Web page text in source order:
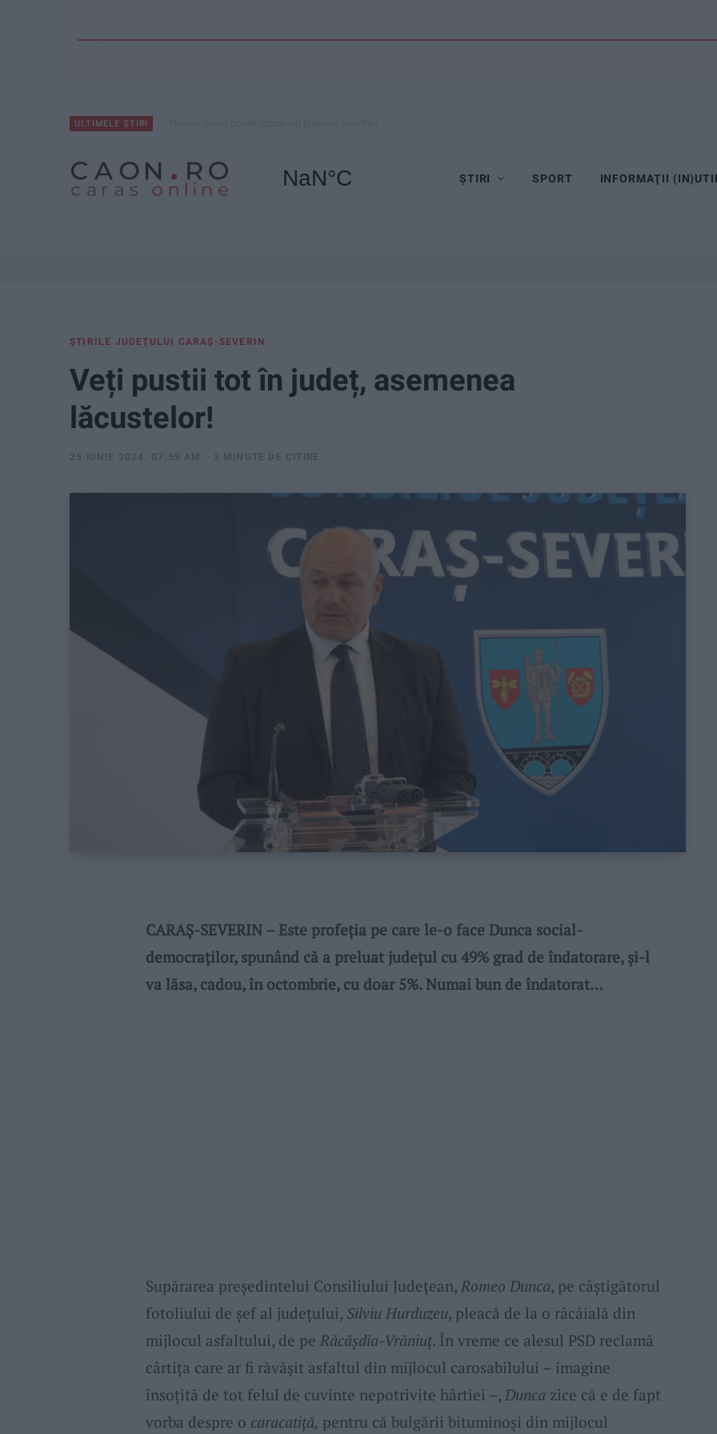
ULTIMELE ȘTIRI
ȘTIRI SPORT INFORMAŢII
ŞTIRILE JUDEŢULUI CARAŞ-SEVERIN
Veți pustii tot în județ, asemenea
lăcustelor!
25 IUNIE 2024, 07:59 AM 3 MINUTE DE CITIRE
CARAȘ-SEVERIN – Este profeția pe care le-o face Dunca social-
democraților, spunând că a preluat județul cu 49% grad de îndatorare, și-l
va lăsa, cadou, în octombrie, cu doar 5%. Numai bun de îndatorat…
Supărarea președintelui Consiliului Județean, Romeo Dunca, pe câștigătorul
fotoliului de șef al județului, Silviu Hurduzeu, pleacă de la o râcâială din
mijlocul asfaltului, de pe Răcășdia-Vrăniuț. În vreme ce alesul PSD reclamă
cârtița care ar fi răvășit asfaltul din mijlocul carosabilului – imagine
însoțită de tot felul de cuvinte nepotrivite hârtiei –, Dunca zice că e de fapt
vorba despre o caracatiță, pentru că bulgării bituminoși din mijlocul